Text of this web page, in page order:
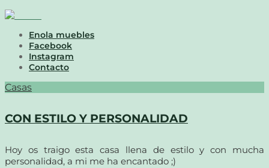
Enola muebles
Facebook
Instagram
Contacto
Casas
CON ESTILO Y PERSONALIDAD
Hoy os traigo esta casa llena de estilo y con mucha
personalidad, a mi me ha encantado ;)